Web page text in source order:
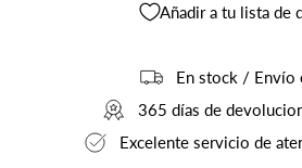
Añadir a tu lista de
En stock / Envío
365 días de
Excelente servicio de